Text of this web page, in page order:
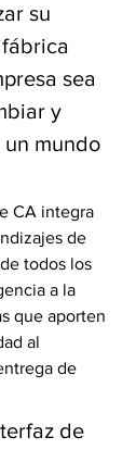
su
sea
y
mundo
CA integra
de
todos los
a la
que aporten
al
de
de